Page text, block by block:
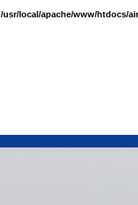
/usr/local/apache/www/htdocs/